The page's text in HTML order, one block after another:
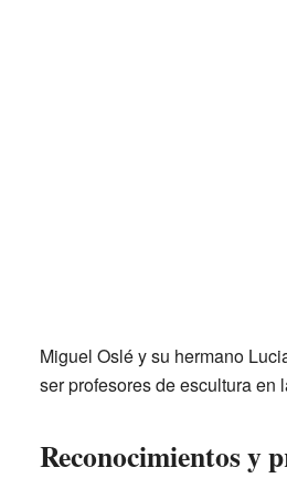
Miguel Oslé y su hermano
ser profesores de escultura
Reconocimientos y